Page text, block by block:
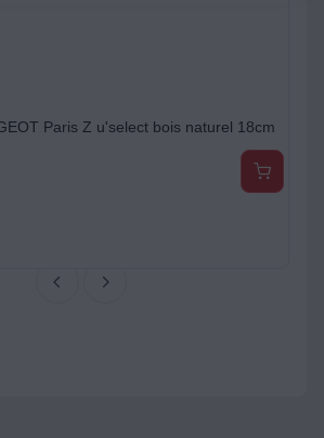
Paris Z u'select bois naturel 18cm